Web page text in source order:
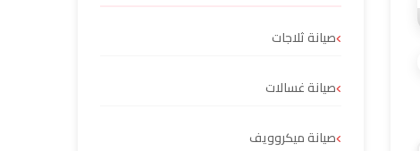
صيانة ثلاجات
صيانة غسالات
صيانة ميكروويف